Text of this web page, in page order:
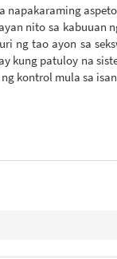
nito sa kabuuan
ng tao ayon sa
kung patuloy na
kontrol mula sa